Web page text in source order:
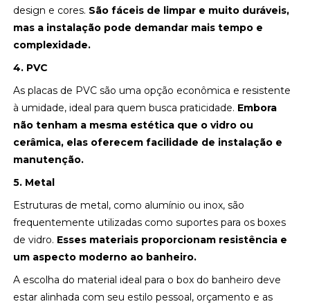
design e cores. São fáceis de limpar e muito duráveis,
mas a instalação pode demandar mais tempo e
complexidade.
4. PVC
As placas de PVC são uma opção econômica e resistente
à umidade, ideal para quem busca praticidade. Embora
não tenham a mesma estética que o vidro ou
cerâmica, elas oferecem facilidade de instalação e
manutenção.
5. Metal
Estruturas de metal, como alumínio ou inox, são
frequentemente utilizadas como suportes para os boxes
de vidro. Esses materiais proporcionam resistência e
um aspecto moderno ao banheiro.
A escolha do material ideal para o box do banheiro deve
estar alinhada com seu estilo pessoal, orçamento e as